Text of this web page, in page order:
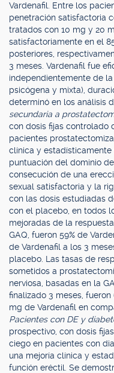
Vardenafil. Entre los
penetración satisfactoria
tratados con 10 mg y 20
satisfactoriamente en el
posteriores,
3 meses. Vardenafil fue
independientemente de
psicógena y mixta),
determinó en los análisis
secundaria a
con dosis fijas controlado
pacientes
clínica y
puntuación del dominio
consecución de una
sexual satisfactoria y la
con las dosis estudiadas
con el placebo, en todos
mejoradas de la
GAQ, fueron 59% de
de Vardenafil a los 3
placebo. Las tasas de
sometidos a
nerviosa, basadas en la
finalizado 3 meses, fueron
mg de Vardenafil en
Pacientes con DE y
prospectivo, con dosis
ciego en pacientes con
una mejoría clínica y
función eréctil. Se